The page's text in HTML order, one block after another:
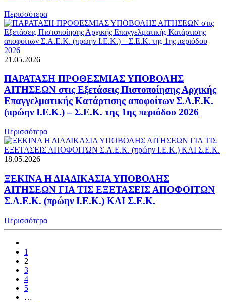
Περισσότερα
21.05.2026
ΠΑΡΑΤΑΣΗ ΠΡΟΘΕΣΜΙΑΣ ΥΠΟΒΟΛΗΣ
ΑΙΤΗΣΕΩΝ στις Εξετάσεις Πιστοποίησης Αρχικής
Επαγγελματικής Κατάρτισης αποφοίτων Σ.Α.Ε.Κ.
(πρώην Ι.Ε.Κ.) – Σ.Ε.Κ. της 1ης περιόδου 2026
Περισσότερα
18.05.2026
ΞΕΚΙΝΑ Η ΔΙΑΔΙΚΑΣΙΑ ΥΠΟΒΟΛΗΣ
ΑΙΤΗΣΕΩΝ ΓΙΑ ΤΙΣ ΕΞΕΤΑΣΕΙΣ ΑΠΟΦΟΙΤΩΝ
Σ.Α.Ε.Κ. (πρώην Ι.Ε.Κ.) ΚΑΙ Σ.Ε.Κ.
Περισσότερα
1
2
3
4
5
…